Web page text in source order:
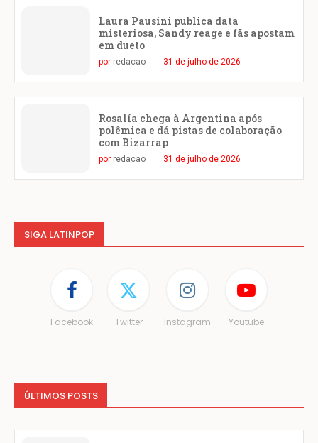
Laura Pausini publica data
misteriosa, Sandy reage e fãs apostam
em dueto
por redacao 31 de julho de 2026
Rosalía chega à Argentina após
polêmica e dá pistas de colaboração
com Bizarrap
por redacao 31 de julho de 2026
SIGA LATINPOP
Facebook Twitter Instagram Youtube
ÚLTIMOS POSTS